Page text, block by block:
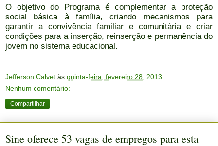
O objetivo do Programa é complementar a proteção
social básica à família, criando mecanismos para
garantir a convivência familiar e comunitária e criar
condições para a inserção, reinserção e permanência do
jovem no sistema educacional.
Jefferson Calvet às quinta-feira, fevereiro 28, 2013
Nenhum comentário:
Compartilhar
Sine oferece 53 vagas de empregos para esta